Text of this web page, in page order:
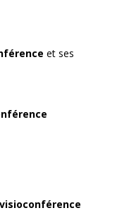
et ses
visioconférence